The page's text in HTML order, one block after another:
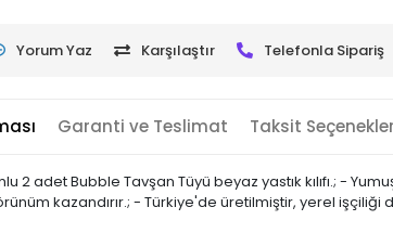
Yorum Yaz Karşılaştır Telefonla Sipariş
Garanti ve Teslimat Taksit
adet Bubble Tavşan Tüyü beyaz yastık kılıfı.; -
kazandırır.; - Türkiye'de üretilmiştir, yerel